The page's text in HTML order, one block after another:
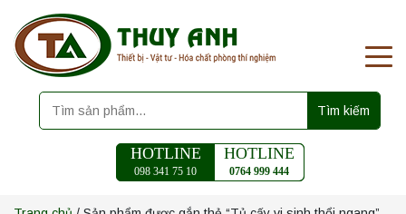
Tìm kiếm
HOTLINE
098 341 75 10
HOTLINE
0764 999 444